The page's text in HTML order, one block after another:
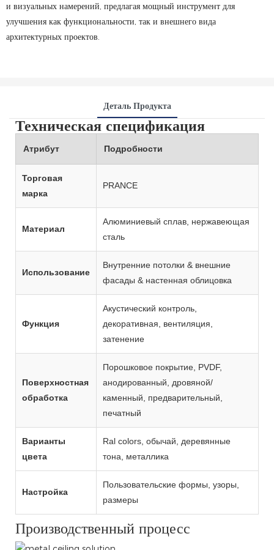
и визуальных намерений, предлагая мощный инструмент для
улучшения как функциональности, так и внешнего вида
архитектурных проектов.
Деталь Продукта
Техническая спецификация
Атрибут Подробности
Торговая
марка
PRANCE
Материал
Алюминиевый сплав, нержавеющая
сталь
Использование
Внутренние потолки & внешние
фасады & настенная облицовка
Функция
Акустический контроль,
декоративная, вентиляция,
затенение
Поверхностная
обработка
Порошковое покрытие, PVDF,
анодированный, дровяной/
каменный, предварительный,
печатный
Варианты
цвета
Ral colors, обычай, деревянные
тона, металлика
Настройка
Пользовательские формы, узоры,
размеры
Производственный процесс